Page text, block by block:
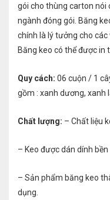
gói cho thùng carton nói
ngành đóng gói. Băng
chính là lý tưởng cho
Băng keo có thể được in
Quy cách: 06 cuộn / 1
gồm : xanh dương, xanh
Chất lượng: – Chất liệu
– Keo được dán dính bền
– Sản phẩm băng keo
dụng.